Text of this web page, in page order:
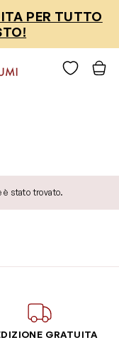
PER TUTTO
è stato trovato.
GRATUITA